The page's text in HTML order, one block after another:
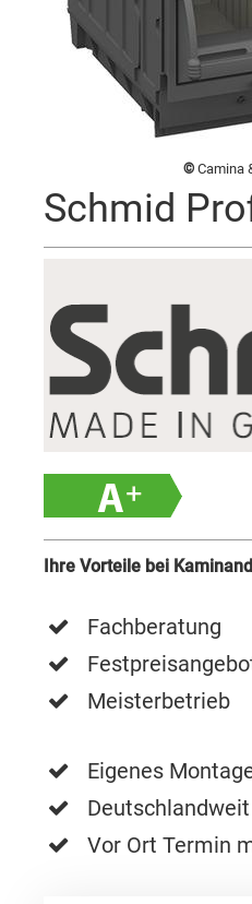
©Camina
Schmid
Ihre Vorteile bei
Fachberatung
Meisterbetrieb
Eigenes
Vor Ort Termin